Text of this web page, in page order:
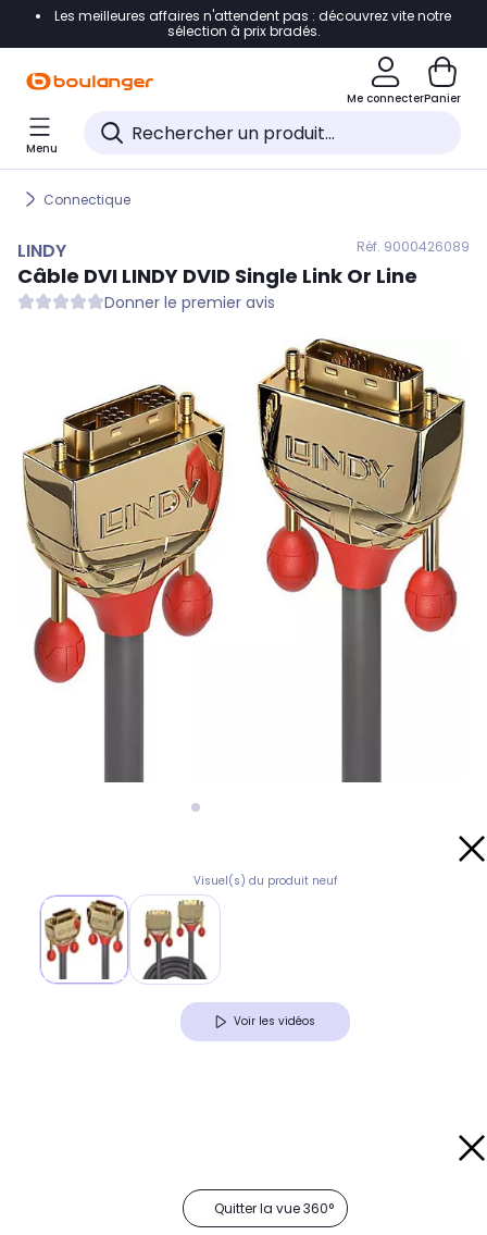
Accéder directement à la navigation
Accéder directement au pied de page
Accéder directement au chatbot
Les meilleures affaires n'attendent pas : découvrez vite notre
sélection à prix bradés.
Me connecterPanier
Menu
Connectique
LINDY Réf. 9000426089
Câble DVI LINDY DVID Single Link Or Line
Donner le premier avis
Visuel(s) du produit neuf
Voir les vidéos
Quitter la vue 360°